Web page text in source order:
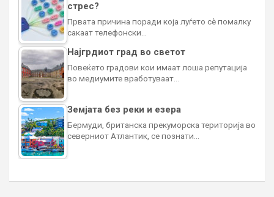
стрес?
Првата причина поради која луѓето сè помалку
сакаат телефонски…
Најгрдиот град во светот
Повеќето градови кои имаат лоша репутација
во медиумите вработуваат…
Земјата без реки и езера
Бермуди, британска прекуморска територија во
северниот Атлантик, се познати…